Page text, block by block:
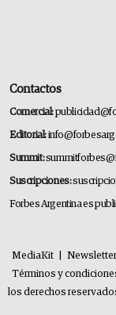
Contactos
Comercial:
Editorial:
Summit:
Suscripciones:
Forbes Argentina es
MediaKit Newsletter
Términos y
los derechos